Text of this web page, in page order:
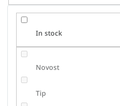
l
In stock
Novost
Tip